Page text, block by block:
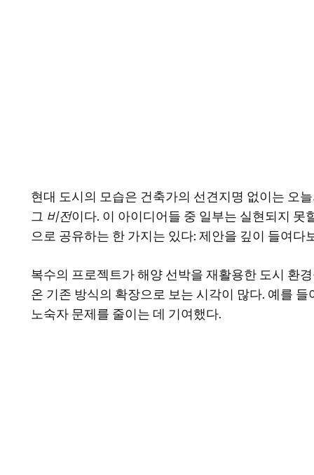
현대 도시의 모습은 건축가의 선견지명 없이는 오
그 비전이다. 이 아이디어들 중 일부는 실현되지 못
으로 공유하는 한 가지는 있다: 제안을 깊이 들여
복수의 프로젝트가 해양 선박을 재활용한 도시 환
온 기존 방식의 확장으로 보는 시각이 많다. 예를
노숙자 문제를 줄이는 데 기여했다.